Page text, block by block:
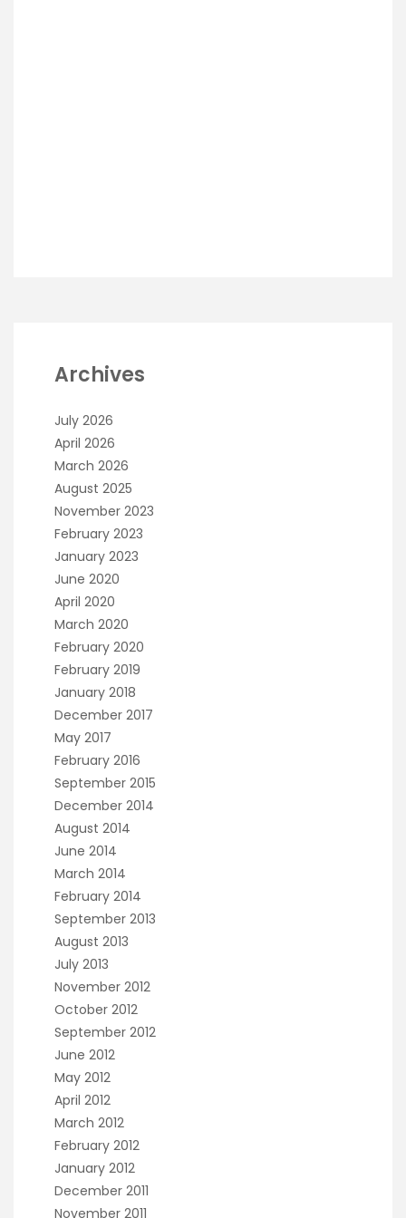
Archives
July 2026
April 2026
March 2026
August 2025
November 2023
February 2023
January 2023
June 2020
April 2020
March 2020
February 2020
February 2019
January 2018
December 2017
May 2017
February 2016
September 2015
December 2014
August 2014
June 2014
March 2014
February 2014
September 2013
August 2013
July 2013
November 2012
October 2012
September 2012
June 2012
May 2012
April 2012
March 2012
February 2012
January 2012
December 2011
November 2011